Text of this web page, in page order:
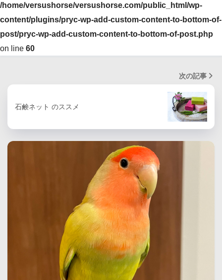
/home/versushorse/versushorse.com/public_html/wp-
content/plugins/pryc-wp-add-custom-content-to-bottom-of-
post/pryc-wp-add-custom-content-to-bottom-of-post.php
on line 60
次の記事
石鹸ネット のススメ